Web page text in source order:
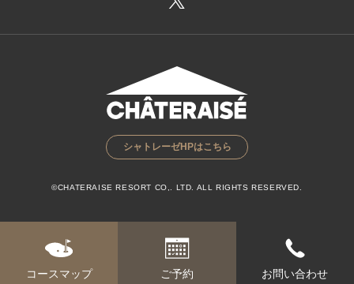
コースマップ ご予約 お問い合わせ
シャトレーゼHPはこちら
©CHATERAISE RESORT CO,. LTD. ALL RIGHTS RESERVED.